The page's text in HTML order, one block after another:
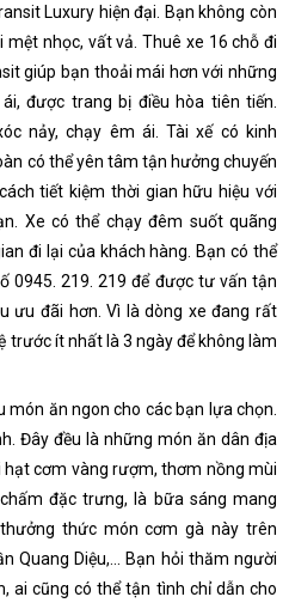
Luxury hiện đại. Bạn không còn
nhọc, vất vả. Thuê xe 16 chỗ đi
giúp bạn thoải mái hơn với những
được trang bị điều hòa tiên tiến.
nảy, chạy êm ái. Tài xế có kinh
có thể yên tâm tận hưởng chuyến
tiết kiệm thời gian hữu hiệu với
Xe có thể chạy đêm suốt quãng
đi lại của khách hàng. Bạn có thể
0945. 219. 219 để được tư vấn tận
ưu đãi hơn. Vì là dòng xe đang rất
trước ít nhất là 3 ngày để không làm
món ăn ngon cho các bạn lựa chọn.
Đây đều là những món ăn dân địa
cơm vàng rượm, thơm nồng mùi
đặc trưng, là bữa sáng mang
thức món cơm gà này trên
Quang Diệu,... Bạn hỏi thăm người
ai cũng có thể tận tình chỉ dẫn cho